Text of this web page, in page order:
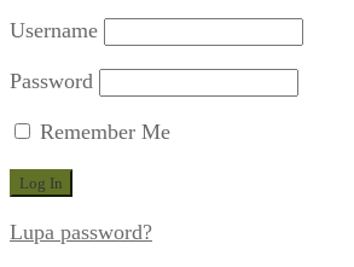
Username
Password
Remember Me
Lupa password?